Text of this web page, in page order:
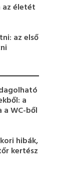
az életét
az első
a
a WC-ből
hibák,
kertész